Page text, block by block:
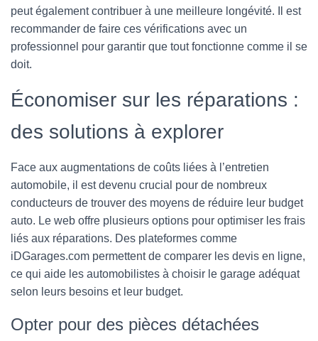
peut également contribuer à une meilleure longévité. Il est
recommander de faire ces vérifications avec un
professionnel pour garantir que tout fonctionne comme il se
doit.
Économiser sur les réparations :
des solutions à explorer
Face aux augmentations de coûts liées à l’entretien
automobile, il est devenu crucial pour de nombreux
conducteurs de trouver des moyens de réduire leur budget
auto. Le web offre plusieurs options pour optimiser les frais
liés aux réparations. Des plateformes comme
iDGarages.com permettent de comparer les devis en ligne,
ce qui aide les automobilistes à choisir le garage adéquat
selon leurs besoins et leur budget.
Opter pour des pièces détachées